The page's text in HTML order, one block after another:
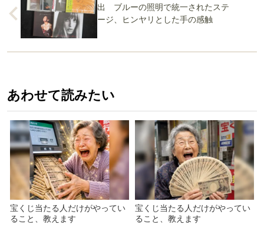
出 ブルーの照明で統一されたステ
ージ、ヒンヤリとした手の感触
あわせて読みたい
宝くじ当たる人だけがやってい
ること、教えます
宝くじ当たる人だけがやってい
ること、教えます